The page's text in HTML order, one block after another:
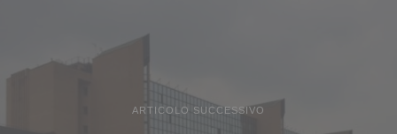
ARTICOLO SUCCESSIVO